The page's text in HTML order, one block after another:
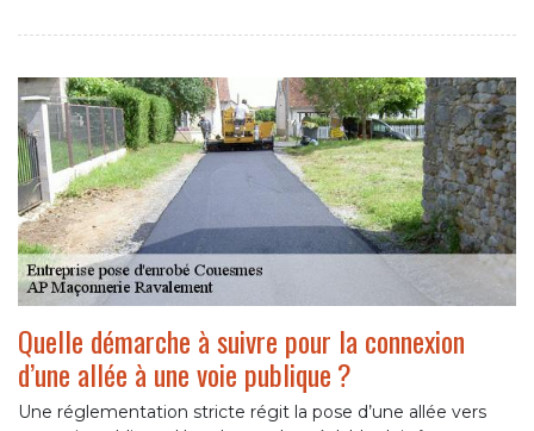
Quelle démarche à suivre pour la connexion
d’une allée à une voie publique ?
Une réglementation stricte régit la pose d’une allée vers